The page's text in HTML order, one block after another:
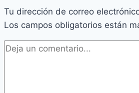
Tu dirección de correo
Los campos obligatorios están